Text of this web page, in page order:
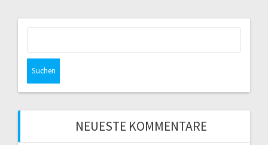
NEUESTE KOMMENTARE